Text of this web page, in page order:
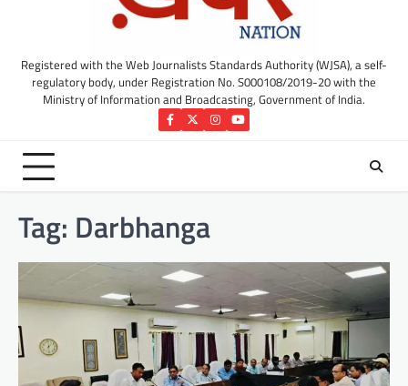
Registered with the Web Journalists Standards Authority (WJSA), a self-
regulatory body, under Registration No. S000108/2019-20 with the
Ministry of Information and Broadcasting, Government of India.
Facebook
TwitterInstagram
YouTube
Tag: Darbhanga